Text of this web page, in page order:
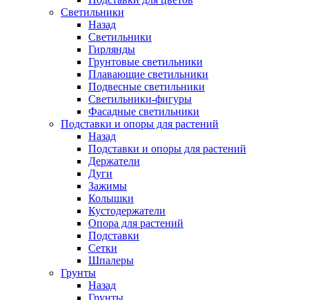
Светильники
Назад
Светильники
Гирлянды
Грунтовые светильники
Плавающие светильники
Подвесные светильники
Светильники-фигуры
Фасадные светильники
Подставки и опоры для растений
Назад
Подставки и опоры для растений
Держатели
Дуги
Зажимы
Колышки
Кустодержатели
Опора для растений
Подставки
Сетки
Шпалеры
Грунты
Назад
Грунты